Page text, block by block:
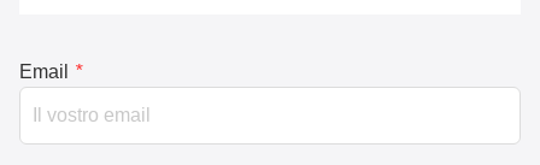
Email *